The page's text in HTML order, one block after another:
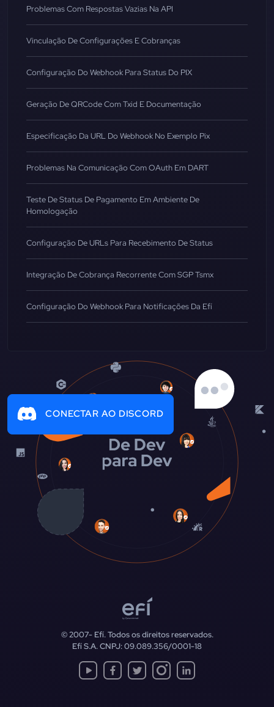
Problemas Com Respostas Vazias Na API
Vinculação De Configurações E Cobranças
Configuração Do Webhook Para Status Do PIX
Geração De QRCode Com Txid E Documentação
Especificação Da URL Do Webhook No Exemplo Pix
Problemas Na Comunicação Com OAuth Em DART
Teste De Status De Pagamento Em Ambiente De
Homologação
Configuração De URLs Para Recebimento De Status
Integração De Cobrança Recorrente Com SGP Tsmx
Configuração Do Webhook Para Notificações Da Efí
CONECTAR AO DISCORD
© 2007-Efí. Todos os direitos reservados.
Efí S.A. CNPJ: 09.089.356/0001-18